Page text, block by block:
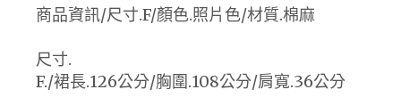
商品資訊/尺寸.F/顏色.照片色/材質.棉麻
尺寸.
F./裙長.126公分/胸圍.108公分/肩寬.36公分